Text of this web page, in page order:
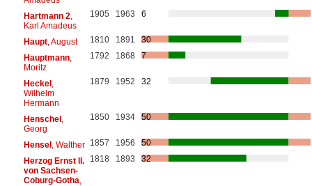
Hartmann 2
Karl Amadeus
1905 1963 6
Haupt, August 1810 1891
30
Hauptmann,
Moritz
1792 1868 7
Heckel,
Wilhelm
Hermann
1879 1952 32
Henschel,
Georg
1850 1934 50
Hensel, Walther 1857 1956
50
Herzog Ernst II.
von Sachsen-
Coburg-Gotha
1818 1893 32